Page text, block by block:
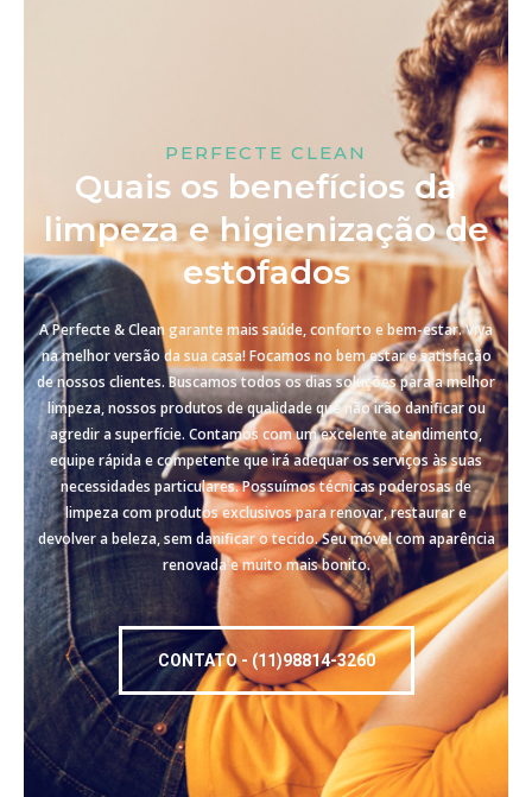
PERFECTE CLEAN
Quais os benefícios da
limpeza e higienização de
estofados
A Perfecte & Clean garante mais saúde, conforto e bem-estar. Viva
na melhor versão da sua casa! Focamos no bem estar e satisfação
de nossos clientes. Buscamos todos os dias soluções para a melhor
limpeza, nossos produtos de qualidade que não irão danificar ou
agredir a superfície. Contamos com um excelente atendimento,
equipe rápida e competente que irá adequar os serviços às suas
necessidades particulares. Possuímos técnicas poderosas de
limpeza com produtos exclusivos para renovar, restaurar e
devolver a beleza, sem danificar o tecido. Seu móvel com aparência
renovada e muito mais bonito.
CONTATO - (11)98814-3260